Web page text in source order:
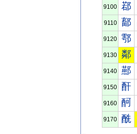
9100 鄀
9110 鄐
9120 鄠
9130 鄰
9140 酀
9150 酐
9160 酠
9170 酰